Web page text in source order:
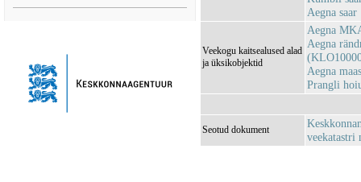
Aegna saar
Veekogu kaitsealused alad
ja üksikobjektid
Aegna
Aegna
Aegna
Prangli
Seotud dokument
veekatastri